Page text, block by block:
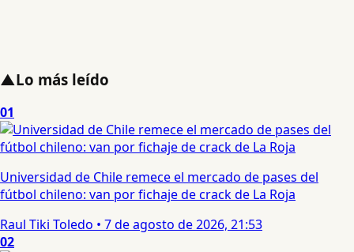
▲Lo más leído
01
Universidad de Chile remece el mercado de pases del
fútbol chileno: van por fichaje de crack de La Roja
Raul Tiki Toledo • 7 de agosto de 2026, 21:53
02